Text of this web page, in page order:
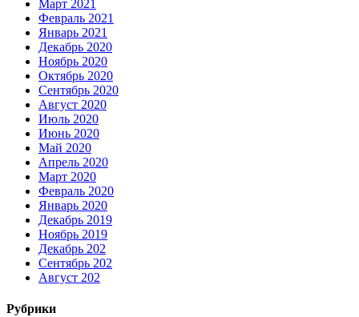
Март 2021
Февраль 2021
Январь 2021
Декабрь 2020
Ноябрь 2020
Октябрь 2020
Сентябрь 2020
Август 2020
Июль 2020
Июнь 2020
Май 2020
Апрель 2020
Март 2020
Февраль 2020
Январь 2020
Декабрь 2019
Ноябрь 2019
Декабрь 202
Сентябрь 202
Август 202
Рубрики